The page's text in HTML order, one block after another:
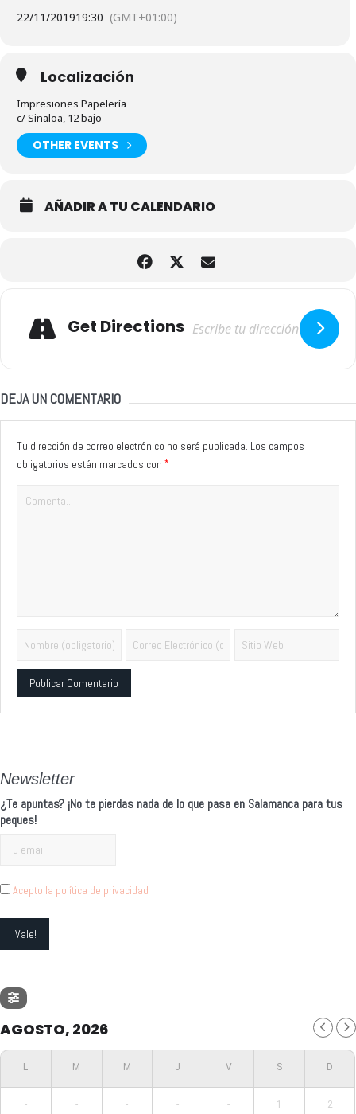
22/11/201919:30 (GMT+01:00)
Localización
Impresiones Papelería
c/ Sinaloa, 12 bajo
OTHER EVENTS
AÑADIR A TU CALENDARIO
Get Directions
DEJA UN COMENTARIO
Tu dirección de correo electrónico no será publicada. Los campos
obligatorios están marcados con *
Newsletter
¿Te apuntas? ¡No te pierdas nada de lo que pasa en Salamanca para tus
peques!
Acepto la política de privacidad
AGOSTO, 2026
- - - - - 1 2